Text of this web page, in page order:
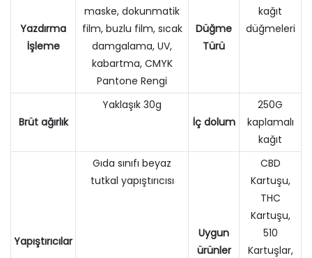
Yazdırma
İşleme
maske, dokunmatik
film, buzlu film, sıcak
damgalama, UV,
kabartma, CMYK
Pantone Rengi
Düğme
Türü
kağıt
düğmeleri
Brüt ağırlık
Yaklaşık 30g
İç dolum
250G
kaplamalı
kağıt
Yapıştırıcılar
Gıda sınıfı beyaz
tutkal yapıştırıcısı
Uygun
ürünler
CBD
Kartuşu,
THC
Kartuşu,
510
Kartuşlar,